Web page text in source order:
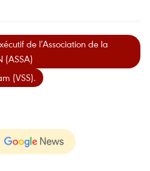
de l’Association de la
(ASSA)
(VSS).